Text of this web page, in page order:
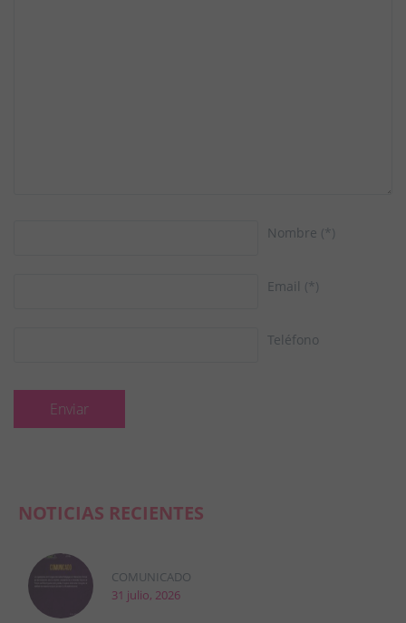
Nombre (*)
Email (*)
Teléfono
NOTICIAS RECIENTES
COMUNICADO
31 julio, 2026